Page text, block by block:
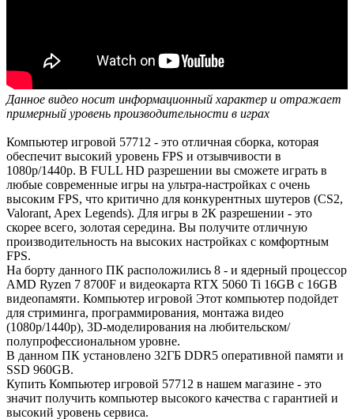
Данное видео носит информационный характер и отражает
примерный уровень производительности в играх
Компьютер игровой 57712 - это отличная сборка, которая
обеспечит высокий уровень FPS и отзывчивости в
1080р/1440р. В FULL HD разрешении вы сможете играть в
любые современные игры на ультра-настройках с очень
высоким FPS, что критично для конкурентных шутеров (CS2,
Valorant, Apex Legends). Для игры в 2К разрешении - это
скорее всего, золотая середина. Вы получите отличную
производительность на высоких настройках с комфортным
FPS.
На борту данного ПК расположились 8 - и ядерный процессор
AMD Ryzen 7 8700F и видеокарта RTX 5060 Ti 16GB с 16GB
видеопамяти. Компьютер игровой Этот компьютер подойдет
для стриминга, программирования, монтажа видео
(1080р/1440р), 3D-моделирования на любительском/
полупрофессиональном уровне.
В данном ПК установлено 32ГБ DDR5 оперативной памяти и
SSD 960GB.
Купить Компьютер игровой 57712 в нашем магазине - это
значит получить компьютер высокого качества с гарантией и
высокий уровень сервиса.